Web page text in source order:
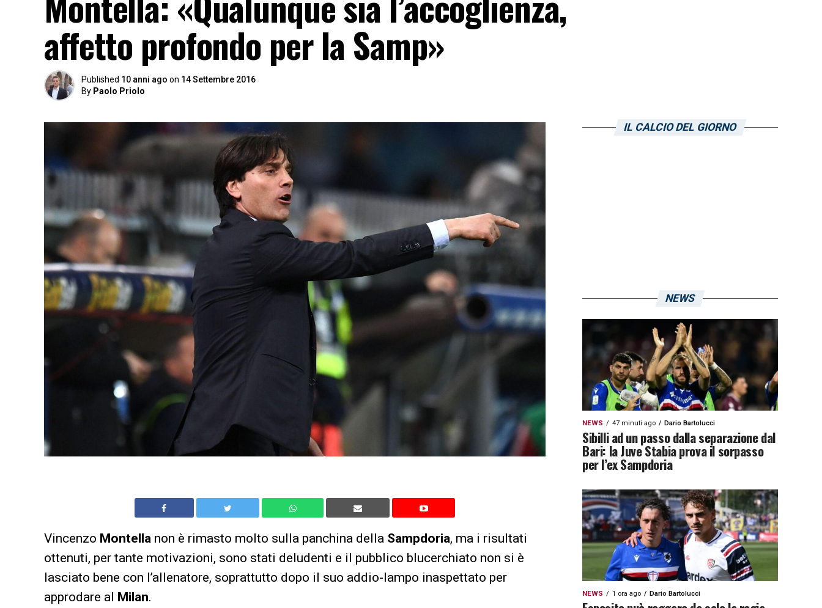
affetto profondo per la Samp»
Published 10 anni ago on 14 Settembre 2016
By Paolo Priolo
Vincenzo Montella non è rimasto molto sulla panchina della Sampdoria, ma i risultati
ottenuti, per tante motivazioni, sono stati deludenti e il pubblico blucerchiato non si è
lasciato bene con l’allenatore, soprattutto dopo il suo addio-lampo inaspettato per
approdare al Milan.
IL CALCIO DEL GIORNO
NEWS
NEWS 47 minuti ago Dario Bartolucci
Sibilli ad un passo dalla separazione dal
Bari: la Juve Stabia prova il sorpasso
per l’ex Sampdoria
NEWS 1 ora ago Dario Bartolucci